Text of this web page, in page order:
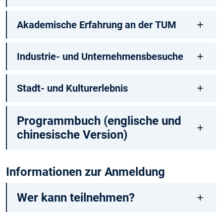
Akademische Erfahrung an der TUM
Industrie- und Unternehmensbesuche
Stadt- und Kulturerlebnis
Programmbuch (englische und
chinesische Version)
Informationen zur Anmeldung
Wer kann teilnehmen?